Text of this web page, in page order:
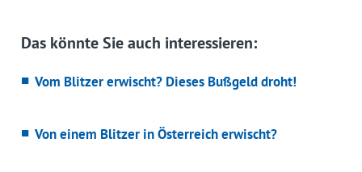
Das könnte Sie auch interessieren:
Vom Blitzer erwischt? Dieses Bußgeld droht!
Von einem Blitzer in Österreich erwischt?